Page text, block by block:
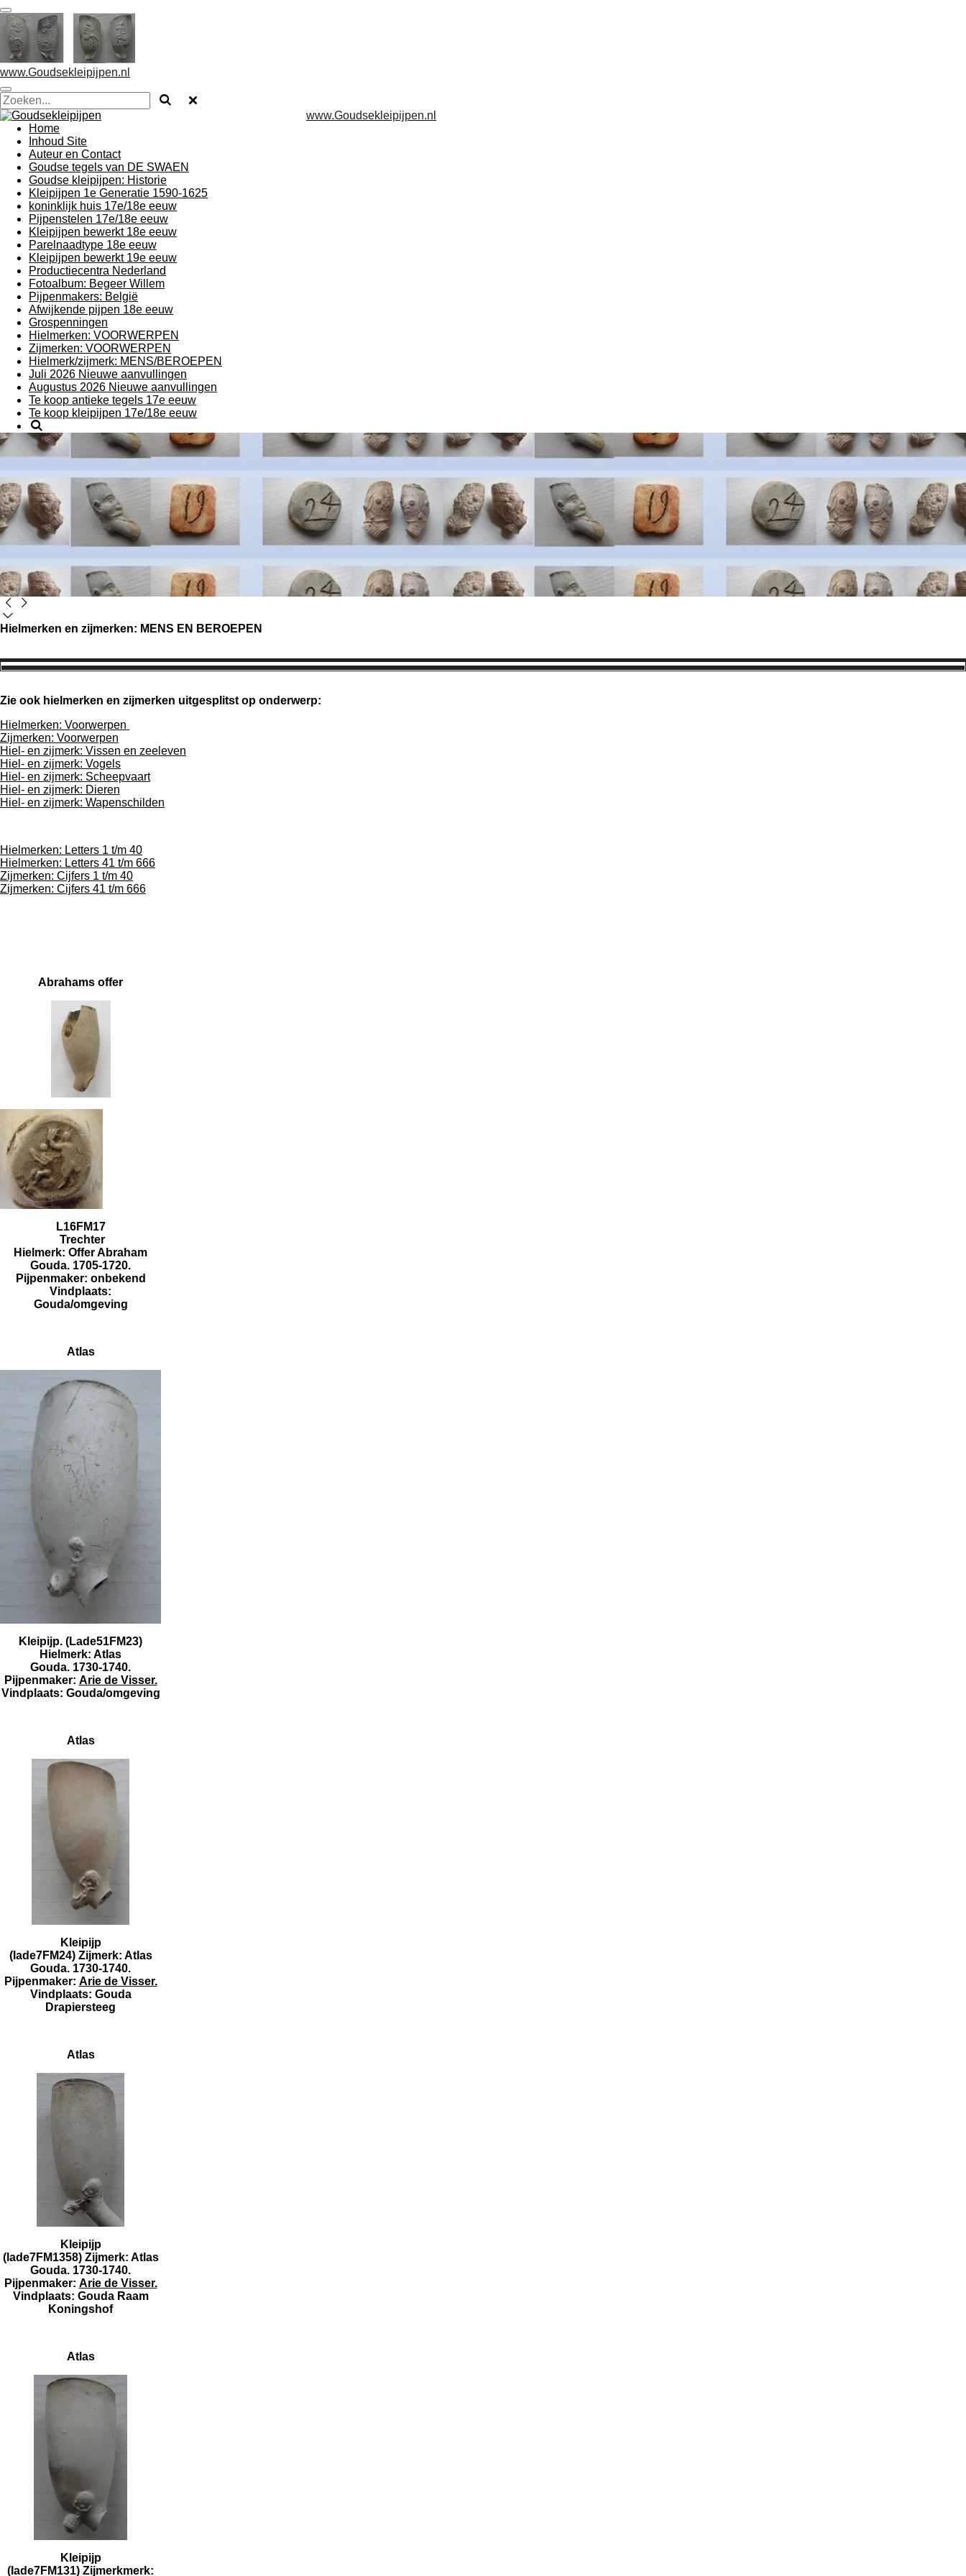
Ga
direct
naar
de
hoofdinhoud
www.Goudsekleipijpen.nl
www.Goudsekleipijpen.nl
Home
Inhoud Site
Auteur en Contact
Goudse tegels van DE SWAEN
Goudse kleipijpen: Historie
Kleipijpen 1e Generatie 1590-1625
koninklijk huis 17e/18e eeuw
Pijpenstelen 17e/18e eeuw
Kleipijpen bewerkt 18e eeuw
Parelnaadtype 18e eeuw
Kleipijpen bewerkt 19e eeuw
Productiecentra Nederland
Fotoalbum: Begeer Willem
Pijpenmakers: België
Afwijkende pijpen 18e eeuw
Grospenningen
Hielmerken: VOORWERPEN
Zijmerken: VOORWERPEN
Hielmerk/zijmerk: MENS/BEROEPEN
Juli 2026 Nieuwe aanvullingen
Augustus 2026 Nieuwe aanvullingen
Te koop antieke tegels 17e eeuw
Te koop kleipijpen 17e/18e eeuw
Hielmerken en zijmerken: MENS EN BEROEPEN
Zie ook hielmerken en zijmerken uitgesplitst op onderwerp:
Hielmerken: Voorwerpen
Zijmerken: Voorwerpen
Hiel- en zijmerk: Vissen en zeeleven
Hiel- en zijmerk: Vogels
Hiel- en zijmerk: Scheepvaart
Hiel- en zijmerk: Dieren
Hiel- en zijmerk: Wapenschilden
Hielmerken: Letters 1 t/m 40
Hielmerken: Letters 41 t/m 666
Zijmerken: Cijfers 1 t/m 40
Zijmerken: Cijfers 41 t/m 666
Abrahams offer
L16FM17
Trechter
Hielmerk: Offer Abraham
Gouda. 1705-1720.
Pijpenmaker: onbekend
Vindplaats:
Gouda/omgeving
Atlas
Kleipijp. (Lade51FM23)
Hielmerk: Atlas
Gouda. 1730-1740.
Pijpenmaker: Arie de Visser.
Vindplaats: Gouda/omgeving
Atlas
Kleipijp
(lade7FM24) Zijmerk: Atlas
Gouda. 1730-1740.
Pijpenmaker: Arie de Visser.
Vindplaats: Gouda
Drapiersteeg
Atlas
Kleipijp
(lade7FM1358) Zijmerk: Atlas
Gouda. 1730-1740.
Pijpenmaker: Arie de Visser.
Vindplaats: Gouda Raam
Koningshof
Atlas
Kleipijp
(lade7FM131) Zijmerkmerk: